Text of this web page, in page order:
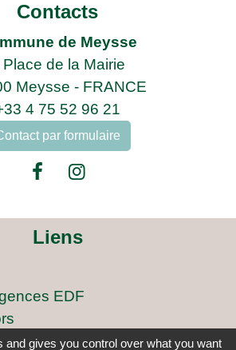
Contacts
de Meysse
Place de la Mairie
Meysse - FRANCE
4 75 52 96 21
par formulaire
Liens
EDF
and gives you control over what you want